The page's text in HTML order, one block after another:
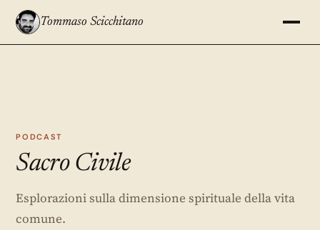
Tommaso Scicchitano
PODCAST
Sacro Civile
Esplorazioni sulla dimensione spirituale della vita
comune.